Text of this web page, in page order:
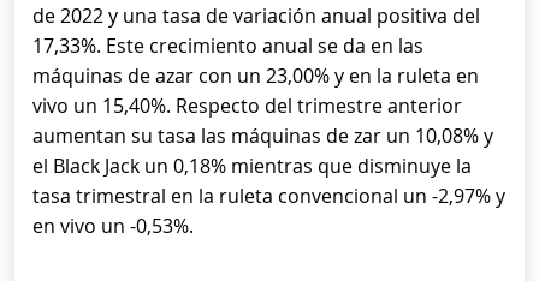
de 2022 y una tasa de variación anual positiva del
17,33%. Este crecimiento anual se da en las
máquinas de azar con un 23,00% y en la ruleta en
vivo un 15,40%. Respecto del trimestre anterior
aumentan su tasa las máquinas de zar un 10,08% y
el Black Jack un 0,18% mientras que disminuye la
tasa trimestral en la ruleta convencional un -2,97% y
en vivo un -0,53%.